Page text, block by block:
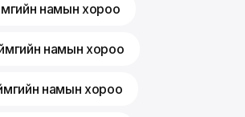
намын хороо
намын хороо
намын хороо